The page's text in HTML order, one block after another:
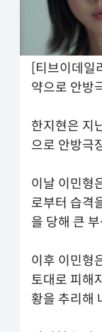
[티브이데일
약으로 안방
한지현은 지
으로 안방극
이날 이민형
로부터 습격
을 당해 큰
이후 이민형
토대로 피해
황을 추리해